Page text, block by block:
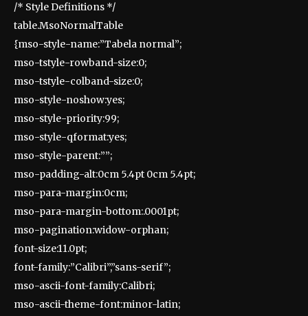
/* Style Definitions */
table.MsoNormalTable
{mso-style-name:”Tabela normal”;
mso-tstyle-rowband-size:0;
mso-tstyle-colband-size:0;
mso-style-noshow:yes;
mso-style-priority:99;
mso-style-qformat:yes;
mso-style-parent:””;
mso-padding-alt:0cm 5.4pt 0cm 5.4pt;
mso-para-margin:0cm;
mso-para-margin-bottom:.0001pt;
mso-pagination:widow-orphan;
font-size:11.0pt;
font-family:”Calibri”,”sans-serif”;
mso-ascii-font-family:Calibri;
mso-ascii-theme-font:minor-latin;